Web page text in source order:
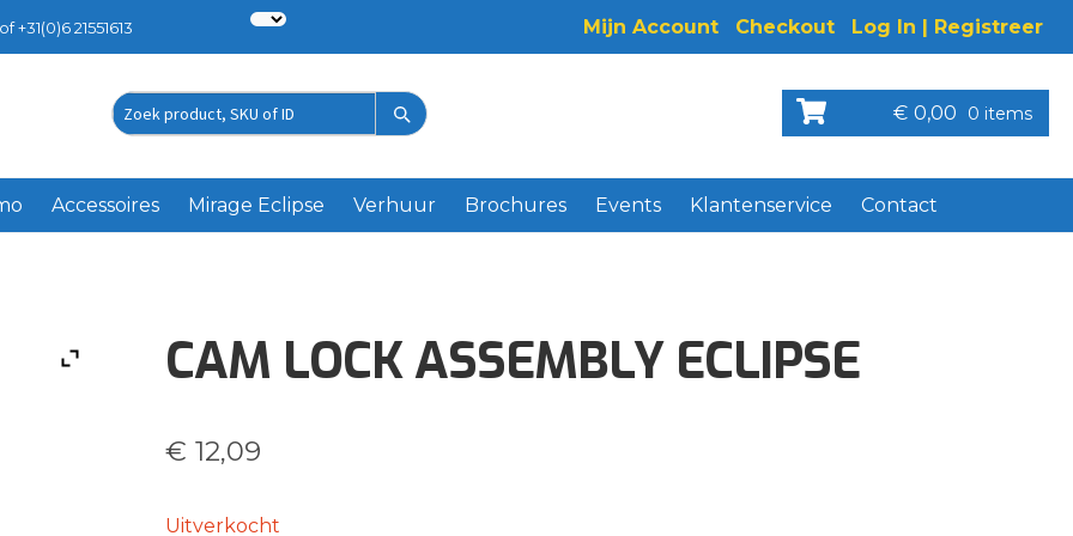
+31(0)6 21551613 Mijn Account Checkout Log In | Registreer
Zoek
€ 0,00 0 items
Accessoires Mirage Eclipse Verhuur Brochures Events Klantenservice Contact
CAM LOCK ASSEMBLY ECLIPSE
€ 12,09
Uitverkocht